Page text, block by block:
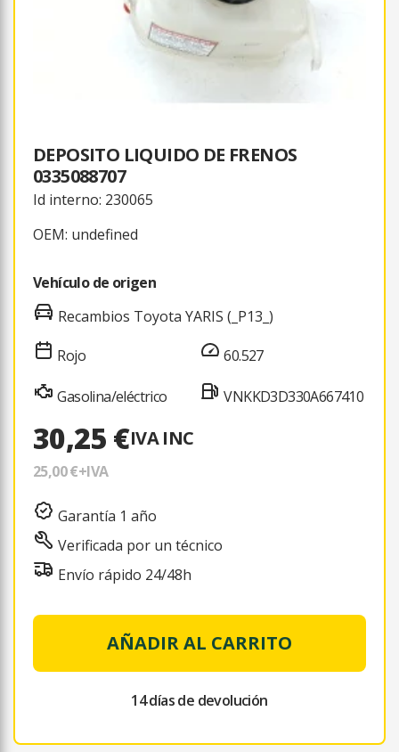
DEPOSITO LIQUIDO DE FRENOS
0335088707
Id interno: 230065
OEM: undefined
Vehículo de origen
Recambios Toyota YARIS (_P13_)
Rojo
Gasolina/eléctrico
60.527
VNKKD3D330A667410
30,25 €IVA INC
25,00 €+IVA
Garantía 1 año
Verificada por un técnico
Envío rápido 24/48h
AÑADIR AL CARRITO
14 días de devolución